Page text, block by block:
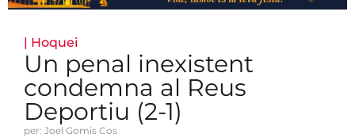
| Hoquei
Un penal inexistent
condemna al Reus
Deportiu (2-1)
per: Joel Gomis Cos